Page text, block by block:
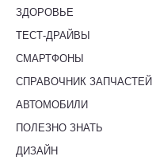
ЗДОРОВЬЕ
ТЕСТ-ДРАЙВЫ
СМАРТФОНЫ
СПРАВОЧНИК ЗАПЧАСТЕЙ
АВТОМОБИЛИ
ПОЛЕЗНО ЗНАТЬ
ДИЗАЙН